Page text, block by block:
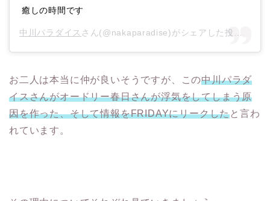
癒しの時間です
中川パラダイス さん(@nakaparadise)がシェアした投稿 –
お二人は本当に仲が良いそうですが、この中川パラダ
イスさんがオードリー春日さんが浮気をしてしまう原
因を作った、そして情報をFRIDAYにリークしたと言わ
れています。